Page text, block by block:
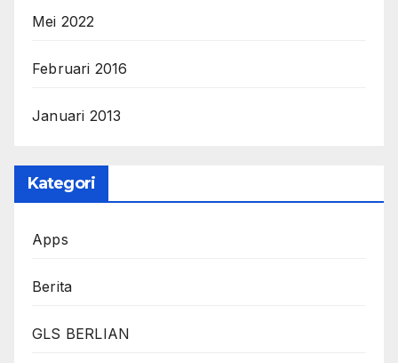
Mei 2022
Februari 2016
Januari 2013
Kategori
Apps
Berita
GLS BERLIAN